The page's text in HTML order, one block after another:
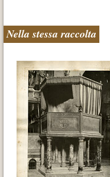
Nella stessa raccolta